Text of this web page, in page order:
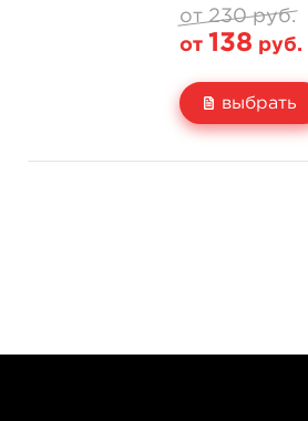
от 230 руб.
от 138 руб.
выбрать